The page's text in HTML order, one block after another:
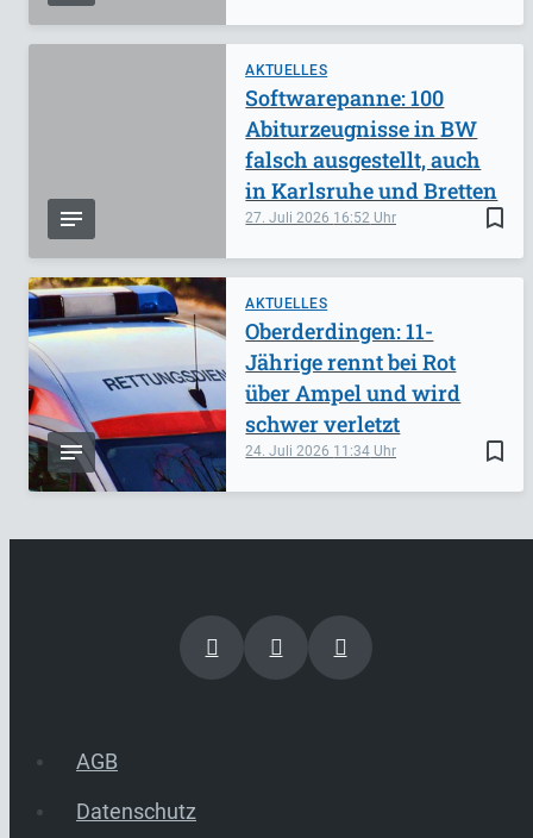
AKTUELLES
bookmark_border
27. Juli 2026 16:52
Softwarepanne: 100
Abiturzeugnisse in BW
falsch ausgestellt, auch
in Karlsruhe und Bretten
AKTUELLES
bookmark_border
24. Juli 2026 11:34
Oberderdingen: 11-
Jährige rennt bei Rot
über Ampel und wird
schwer verletzt
AGB
Datenschutz